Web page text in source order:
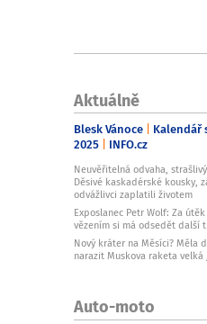
Velikost displeje:
Technologie displeje:
CrystalRes AMOLED
Jemnost displeje:
Přední fotoaparát:
Aktuálně
Blesk Vánoce Kalendář
2025 INFO.cz
Neuvěřitelná odvaha,
Děsivé kaskadérské kousky,
odvážlivci zaplatili životem
Exposlanec Petr Wolf: Za
vězením si má odsedět další
Nový kráter na Měsíci? Měla
narazit Muskova raketa
Auto-moto